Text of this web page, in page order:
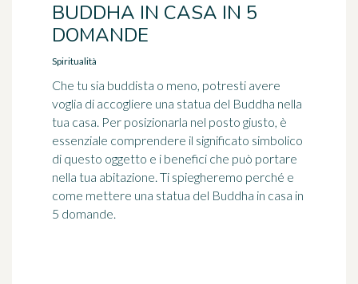
BUDDHA IN CASA IN 5
DOMANDE
Spiritualità
Che tu sia buddista o meno, potresti avere
voglia di accogliere una statua del Buddha nella
tua casa. Per posizionarla nel posto giusto, è
essenziale comprendere il significato simbolico
di questo oggetto e i benefici che può portare
nella tua abitazione. Ti spiegheremo perché e
come mettere una statua del Buddha in casa in
5 domande.